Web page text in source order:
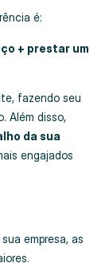
é:
+ prestar um
fazendo seu
Além disso,
da sua
engajados
empresa, as